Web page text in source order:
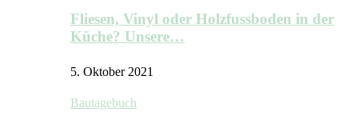
Fliesen, Vinyl oder Holzfussboden in der
Küche? Unsere…
5. Oktober 2021
Bautagebuch